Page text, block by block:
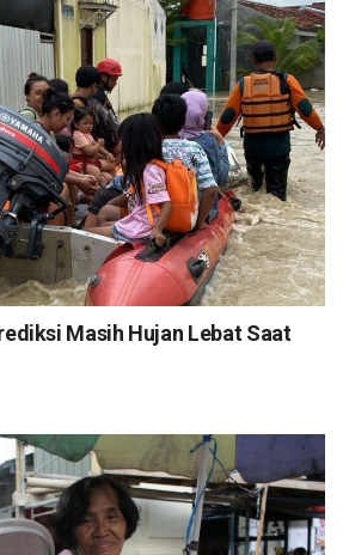
Masih Hujan Lebat Saat